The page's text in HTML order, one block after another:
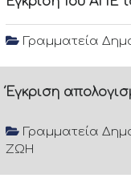
Γραμματεία
Έγκριση
Γραμματεία
ΖΩΗ